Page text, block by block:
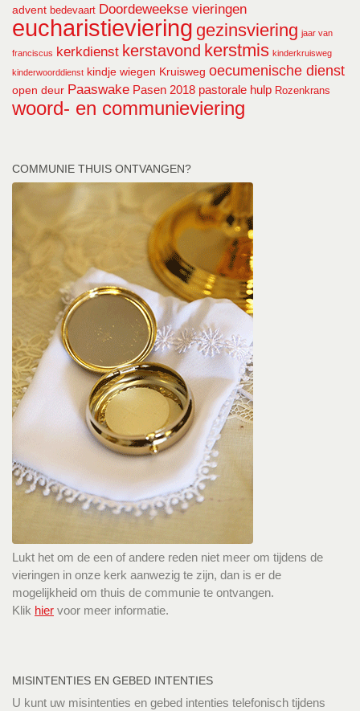
advent bedevaart Doordeweekse vieringen
eucharistieviering gezinsviering jaar van
franciscus kerkdienst kerstavond kerstmis kinderkruisweg
kinderwoorddienst kindje wiegen Kruisweg oecumenische dienst
open deur Paaswake Pasen 2018 pastorale hulp Rozenkrans
woord- en communieviering
COMMUNIE THUIS ONTVANGEN?
Lukt het om de een of andere reden niet meer om tijdens de
vieringen in onze kerk aanwezig te zijn, dan is er de
mogelijkheid om thuis de communie te ontvangen.
Klik hier voor meer informatie.
MISINTENTIES EN GEBED INTENTIES
U kunt uw misintenties en gebed intenties telefonisch tijdens